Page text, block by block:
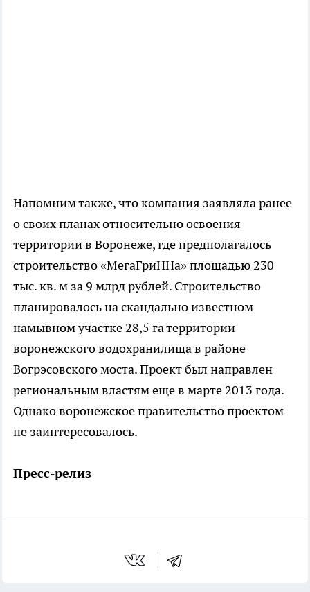
Напомним также, что компания заявляла ранее
о своих планах относительно освоения
территории в Воронеже, где предполагалось
строительство «МегаГриННа» площадью 230
тыс. кв. м за 9 млрд рублей. Строительство
планировалось на скандально известном
намывном участке 28,5 га территории
воронежского водохранилища в районе
Вогрэсовского моста. Проект был направлен
региональным властям еще в марте 2013 года.
Однако воронежское правительство проектом
не заинтересовалось.
Пресс-релиз